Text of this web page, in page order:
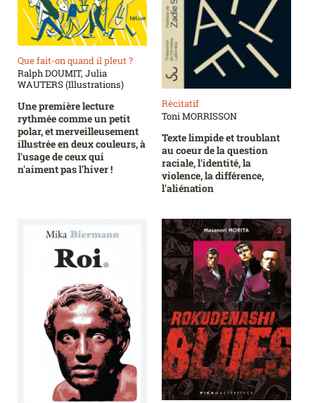
Que fait-on quand il pleut ?
Ralph DOUMIT, Julia
WAUTERS (Illustrations)
Une première lecture
rythmée comme un petit
polar, et merveilleusement
illustrée en deux couleurs, à
l'usage de ceux qui
n'aiment pas l'hiver !
Récitatif
Toni MORRISSON
Texte limpide et troublant
au coeur de la question
raciale, l'identité, la
violence, la différence,
l'aliénation